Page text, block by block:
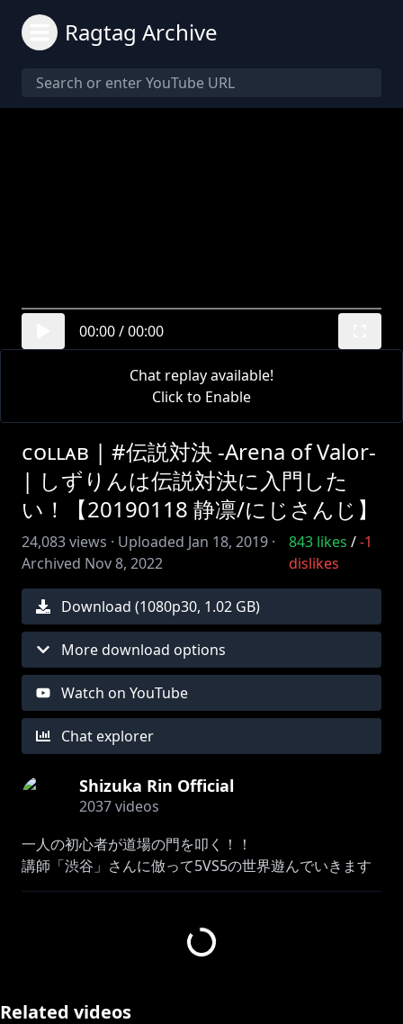
Ragtag Archive
00:00/00:00
Chat replay available!
Click to Enable
ᴄᴏʟʟᴀʙ | #伝説対決 -Arena of Valor-
| しずりんは伝説対決に入門した
い！【20190118 静凛/にじさんじ】
24,083views · Uploaded Jan 18, 2019 ·
Archived Nov 8, 2022
843 likes /-1
dislikes
Download (1080p30, 1.02 GB)
More download options
Watch on YouTube
Chat explorer
Shizuka Rin Official
2037videos
一人の初心者が道場の門を叩く！！
講師「渋谷」さんに倣って5VS5の世界遊んでいきます
よー(*´▽｀*)
http://bit.ly/2CqQdfB
--------------------------------------------------------------------------------
Related videos